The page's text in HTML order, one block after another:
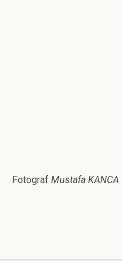
Fotograf Mustafa KANCA